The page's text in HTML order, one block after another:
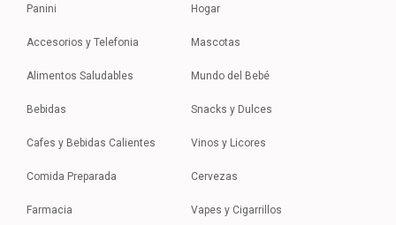
Panini
Accesorios y Telefonia
Alimentos Saludables
Bebidas
Cafes y Bebidas Calientes
Comida Preparada
Farmacia
Hogar
Mascotas
Mundo del Bebé
Snacks y Dulces
Vinos y Licores
Cervezas
Vapes y Cigarrillos